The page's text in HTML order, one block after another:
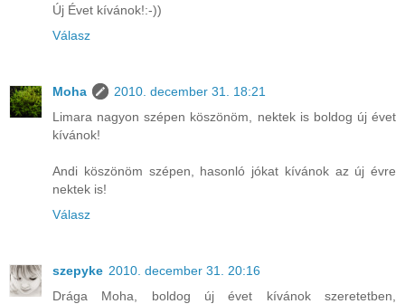
Új Évet kívánok!:-))
Válasz
Moha
2010. december 31. 18:21
Limara nagyon szépen köszönöm, nektek is boldog új évet
kívánok!
Andi köszönöm szépen, hasonló jókat kívánok az új évre
nektek is!
Válasz
szepyke 2010. december 31. 20:16
Drága Moha, boldog új évet kívánok szeretetben,